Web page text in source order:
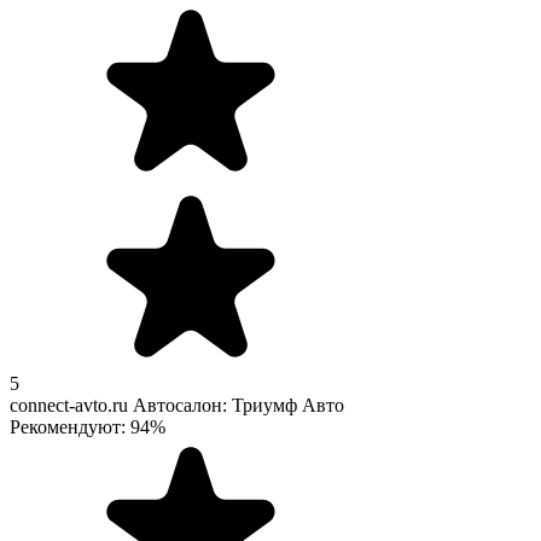
5
connect-avto.ru Автосалон: Триумф Авто
Рекомендуют: 94%